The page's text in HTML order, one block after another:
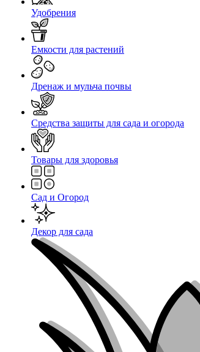
Удобрения
Емкости для растений
Дренаж и мульча почвы
Средства защиты для сада и огорода
Товары для здоровья
Сад и Огород
Декор для сада